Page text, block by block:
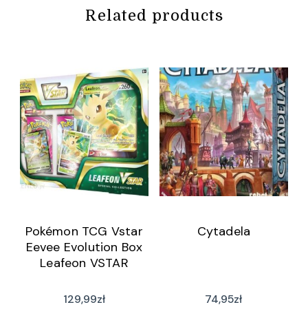
Related products
Pokémon TCG Vstar
Eevee Evolution Box
Leafeon VSTAR
129,99zł
Cytadela
74,95zł